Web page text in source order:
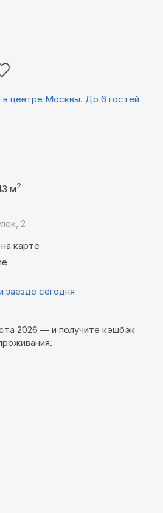
центре Москвы. До 6 гостей
м2
2
карте
заезде сегодня
2026 — и получите кэшбэк